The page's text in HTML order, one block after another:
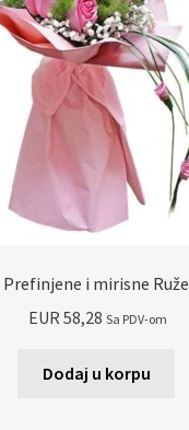
Prefinjene i mirisne Ruže
EUR 58,28 Sa PDV-om
Dodaj u korpu